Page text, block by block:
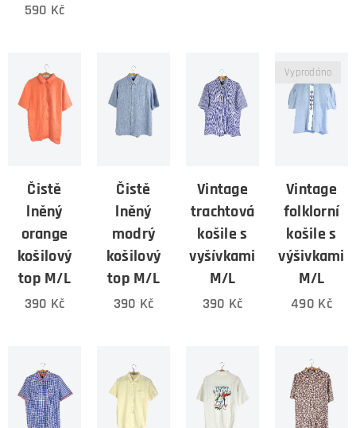
590 Kč
Čistě
lněný
orange
košilový
top M/L
390 Kč
Čistě
lněný
modrý
košilový
top M/L
390 Kč
Vintage
trachtová
košile s
vyšívkami
M/L
390 Kč
Vintage
folklorní
košile s
výšivkami
M/L
Vyprodáno
490 Kč